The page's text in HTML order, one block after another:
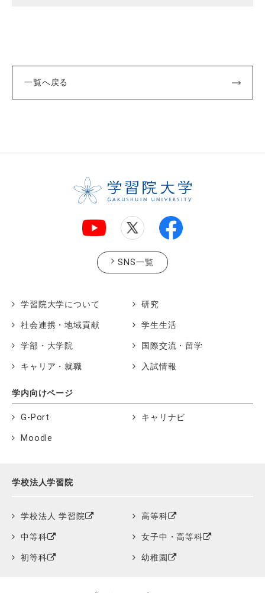
一覧へ戻る
SNS一覧
学習院大学について 研究
社会連携・地域貢献 学生生活
学部・大学院 国際交流・留学
キャリア・就職 入試情報
学内向けページ
G-Port キャリナビ
Moodle
学校法人学習院
学校法人 学習院 高等科
中等科 女子中・高等科
初等科 幼稚園